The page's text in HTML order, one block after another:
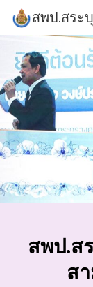
Skip
สพป.สระ
Search
for:
สพป.ส
ส